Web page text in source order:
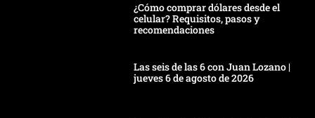
¿Cómo comprar dólares desde el
celular? Requisitos, pasos y
recomendaciones
Las seis de las 6 con Juan Lozano |
jueves 6 de agosto de 2026